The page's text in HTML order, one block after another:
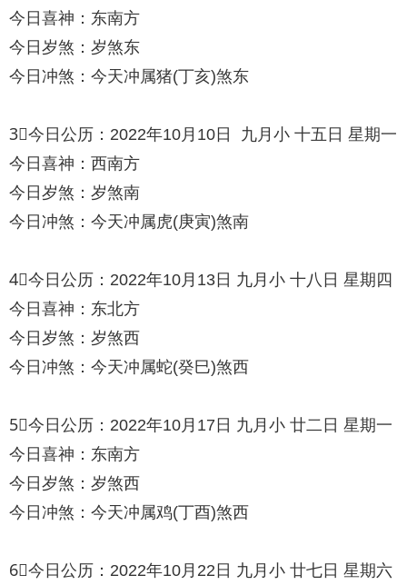
今日喜神：东南方
今日岁煞：岁煞东
今日冲煞：今天冲属猪(丁亥)煞东
3⃣️今日公历：2022年10月10日 九月小 十五日 星期一
今日喜神：西南方
今日岁煞：岁煞南
今日冲煞：今天冲属虎(庚寅)煞南
4⃣️今日公历：2022年10月13日 九月小 十八日 星期四
今日喜神：东北方
今日岁煞：岁煞西
今日冲煞：今天冲属蛇(癸巳)煞西
5⃣️今日公历：2022年10月17日 九月小 廿二日 星期一
今日喜神：东南方
今日岁煞：岁煞西
今日冲煞：今天冲属鸡(丁酉)煞西
6⃣️今日公历：2022年10月22日 九月小 廿七日 星期六